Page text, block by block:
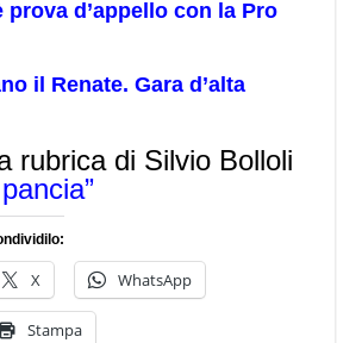
prova d’appello con la Pro
il Renate. Gara d’alta
rubrica di Silvio Bolloli
X WhatsApp
Stampa